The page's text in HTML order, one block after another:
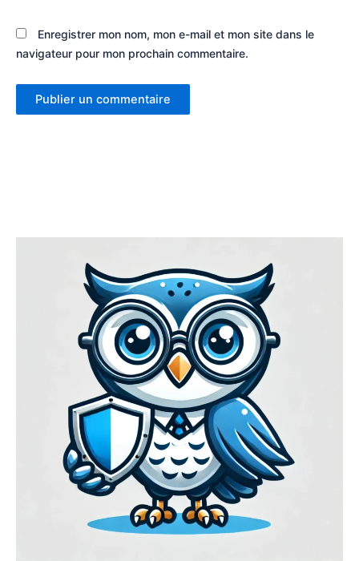
Enregistrer mon nom, mon e-mail et mon site dans le
navigateur pour mon prochain commentaire.